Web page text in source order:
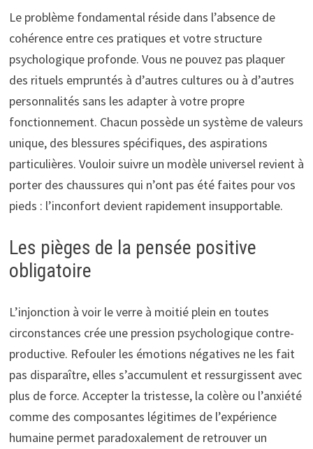
Le problème fondamental réside dans l’absence de
cohérence entre ces pratiques et votre structure
psychologique profonde. Vous ne pouvez pas plaquer
des rituels empruntés à d’autres cultures ou à d’autres
personnalités sans les adapter à votre propre
fonctionnement. Chacun possède un système de valeurs
unique, des blessures spécifiques, des aspirations
particulières. Vouloir suivre un modèle universel revient à
porter des chaussures qui n’ont pas été faites pour vos
pieds : l’inconfort devient rapidement insupportable.
Les pièges de la pensée positive
obligatoire
L’injonction à voir le verre à moitié plein en toutes
circonstances crée une pression psychologique contre-
productive. Refouler les émotions négatives ne les fait
pas disparaître, elles s’accumulent et ressurgissent avec
plus de force. Accepter la tristesse, la colère ou l’anxiété
comme des composantes légitimes de l’expérience
humaine permet paradoxalement de retrouver un